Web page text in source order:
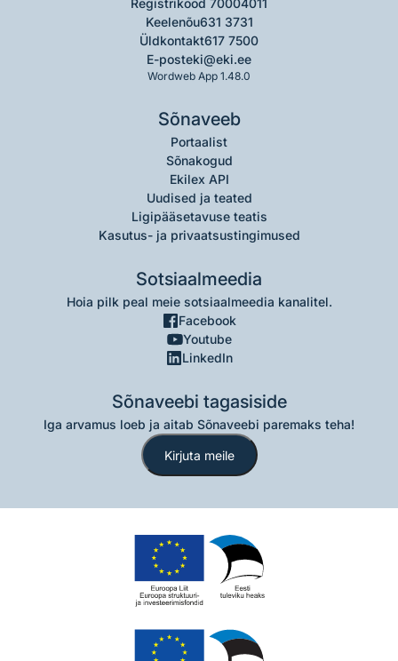
Registrikood 70004011
Keelenõu631 3731
Üldkontakt617 7500
E-posteki@eki.ee
Wordweb App 1.48.0
Sõnaveeb
Portaalist
Sõnakogud
Ekilex API
Uudised ja teated
Ligipääsetavuse teatis
Kasutus- ja privaatsustingimused
Sotsiaalmeedia
Hoia pilk peal meie sotsiaalmeedia kanalitel.
Facebook
Youtube
LinkedIn
Sõnaveebi tagasiside
Iga arvamus loeb ja aitab Sõnaveebi paremaks teha!
Kirjuta meile